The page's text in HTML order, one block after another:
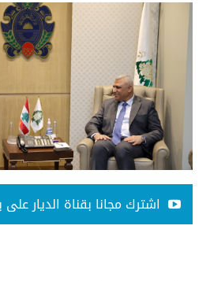
اشترك مجانا بقناة الديار